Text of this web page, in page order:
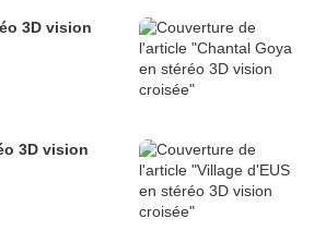
3D vision
3D vision